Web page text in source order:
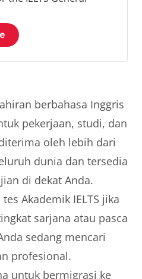
berbahasa Inggris
pekerjaan, studi, dan
oleh lebih dari
dunia dan tersedia
di dekat Anda.
Akademik IELTS jika
sarjana atau pasca
sedang mencari
profesional.
untuk bermigrasi ke